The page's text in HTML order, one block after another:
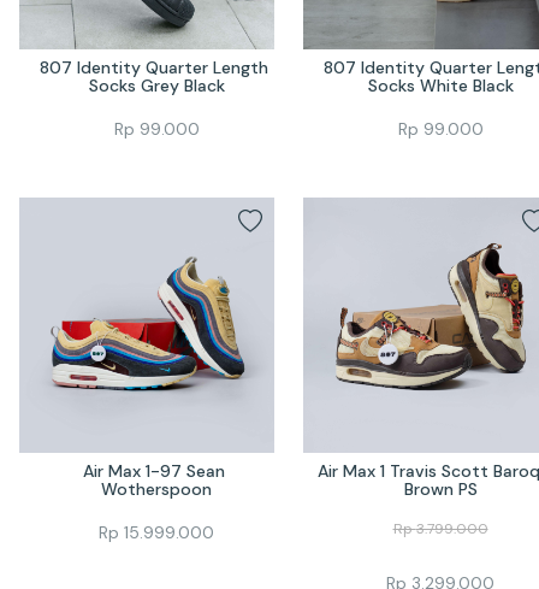
807 Identity Quarter Length
Socks Grey Black
Rp 99.000
807 Identity Quarter
Socks White Black
Rp 99.000
Air Max 1-97 Sean
Wotherspoon
Rp 15.999.000
Air Max 1 Travis Scott
Brown PS
Rp3.799.000
Rp 3.299.000